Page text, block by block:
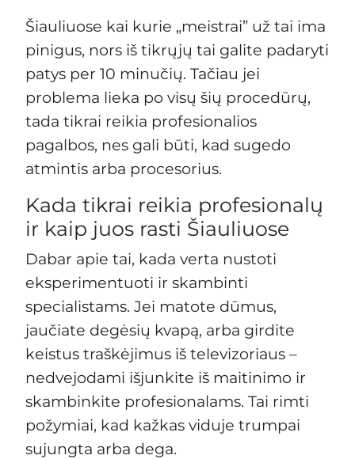
Šiauliuose kai kurie „meistrai” už tai ima
pinigus, nors iš tikrųjų tai galite padaryti
patys per 10 minučių. Tačiau jei
problema lieka po visų šių procedūrų,
tada tikrai reikia profesionalios
pagalbos, nes gali būti, kad sugedo
atmintis arba procesorius.
Kada tikrai reikia profesionalų
ir kaip juos rasti Šiauliuose
Dabar apie tai, kada verta nustoti
eksperimentuoti ir skambinti
specialistams. Jei matote dūmus,
jaučiate degėsių kvapą, arba girdite
keistus traškėjimus iš televizoriaus –
nedvejodami išjunkite iš maitinimo ir
skambinkite profesionalams. Tai rimti
požymiai, kad kažkas viduje trumpai
sujungta arba dega.